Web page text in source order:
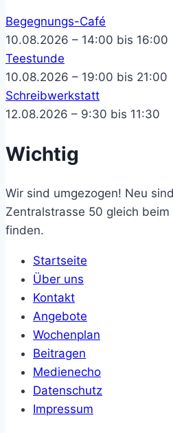
Begegnungs-Café
10.08.2026 – 14:00 bis 16:00
Teestunde
10.08.2026 – 19:00 bis 21:00
Schreibwerkstatt
12.08.2026 – 9:30 bis 11:30
Wichtig
Wir sind umgezogen! Neu
Zentralstrasse 50 gleich
finden.
Startseite
Über uns
Kontakt
Angebote
Wochenplan
Beitragen
Medienecho
Datenschutz
Impressum